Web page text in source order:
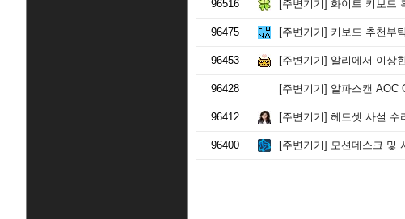
96516 [주변기기] 화이트 키보드
96475 [주변기기] 키보드 추천부
96453 [주변기기] 알리에서 이상
96428 [주변기기] 알파스캔 AOC
96412 [주변기기] 헤드셋 사설 수
96400 [주변기기] 모션데스크 및